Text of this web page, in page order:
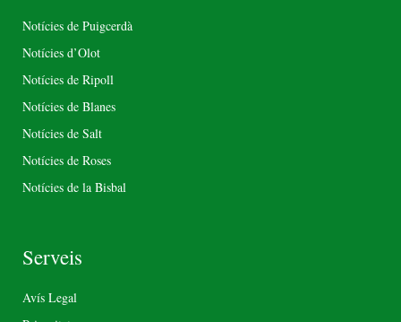
Notícies de Puigcerdà
Notícies d’Olot
Notícies de Ripoll
Notícies de Blanes
Notícies de Salt
Notícies de Roses
Notícies de la Bisbal
Serveis
Avís Legal